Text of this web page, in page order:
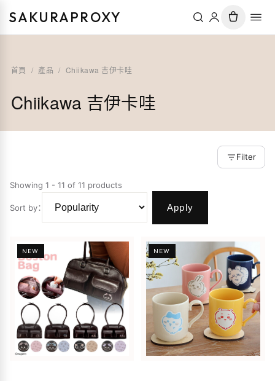
SAKURAPROXY
首頁 / 產品 / Chiikawa 吉伊卡哇
Chiikawa 吉伊卡哇
Filter
Showing 1 - 11 of 11 products
Sort by： Apply
NEW NEW